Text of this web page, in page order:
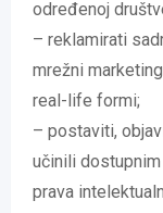
određenoj
– reklamirati
mrežni
real-life formi;
– postaviti,
učinili
prava